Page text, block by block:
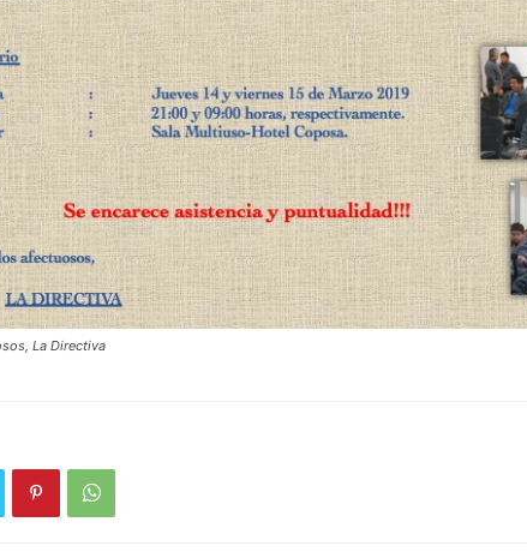
La Directiva